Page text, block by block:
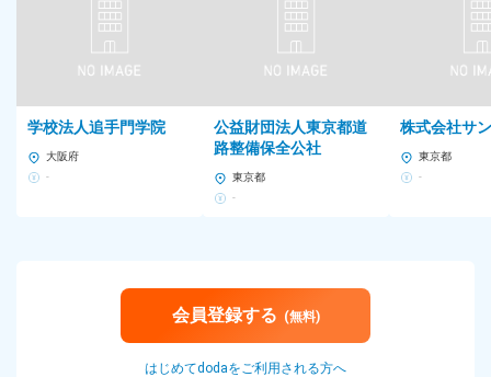
学校法人追手門学院
大阪府
-
公益財団法人東京都道
路整備保全公社
東京都
-
株式会社サ
東京都
-
会員登録する (無料)
はじめてdodaをご利用される方へ